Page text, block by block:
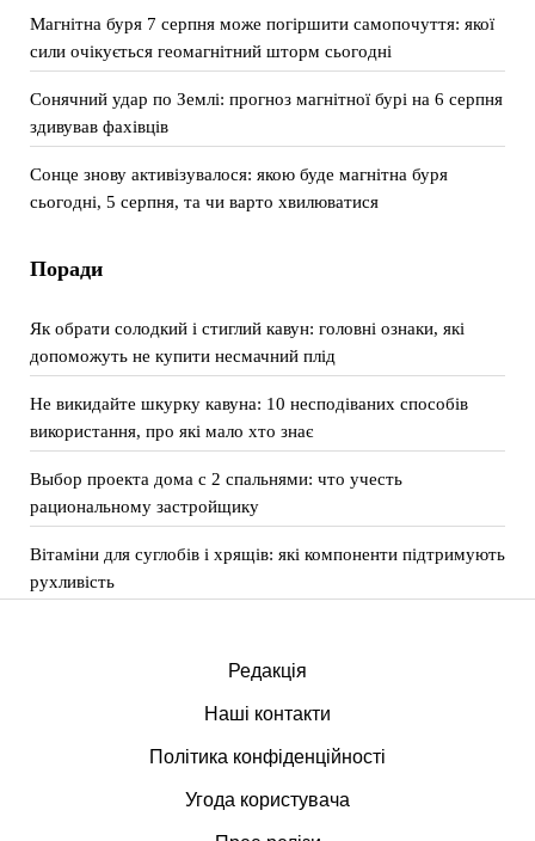
Магнітна буря 7 серпня може погіршити самопочуття: якої
сили очікується геомагнітний шторм сьогодні
Сонячний удар по Землі: прогноз магнітної бурі на 6 серпня
здивував фахівців
Сонце знову активізувалося: якою буде магнітна буря
сьогодні, 5 серпня, та чи варто хвилюватися
Поради
Як обрати солодкий і стиглий кавун: головні ознаки, які
допоможуть не купити несмачний плід
Не викидайте шкурку кавуна: 10 несподіваних способів
використання, про які мало хто знає
Выбор проекта дома с 2 спальнями: что учесть
рациональному застройщику
Вітаміни для суглобів і хрящів: які компоненти підтримують
рухливість
Редакція
Наші контакти
Політика конфіденційності
Угода користувача